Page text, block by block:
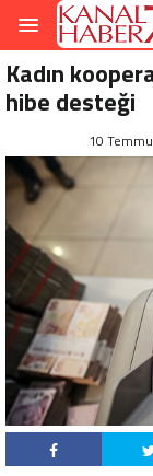
Kadın
hibe desteği
10